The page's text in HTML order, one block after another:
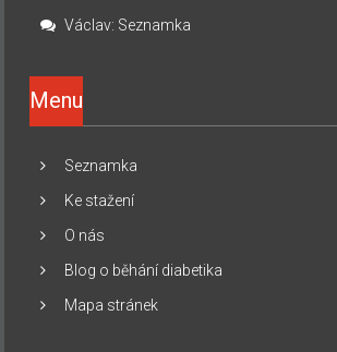
Václav: Seznamka
Menu
Seznamka
Ke stažení
O nás
Blog o běhání diabetika
Mapa stránek